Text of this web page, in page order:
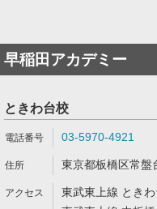
早稲田アカデミー
ときわ台校
03-5970-4921
東京都板橋区常盤
東武東上線 とき